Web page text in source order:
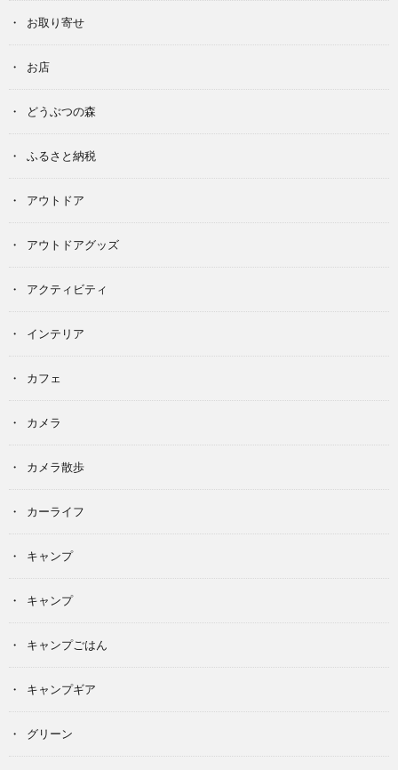
お取り寄せ
お店
どうぶつの森
ふるさと納税
アウトドア
アウトドアグッズ
アクティビティ
インテリア
カフェ
カメラ
カメラ散歩
カーライフ
キャンプ
キャンプ
キャンプごはん
キャンプギア
グリーン